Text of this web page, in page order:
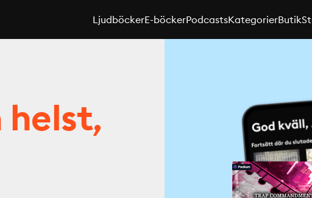
LjudböckerE-böckerPodcastsKategorierButik
helst,